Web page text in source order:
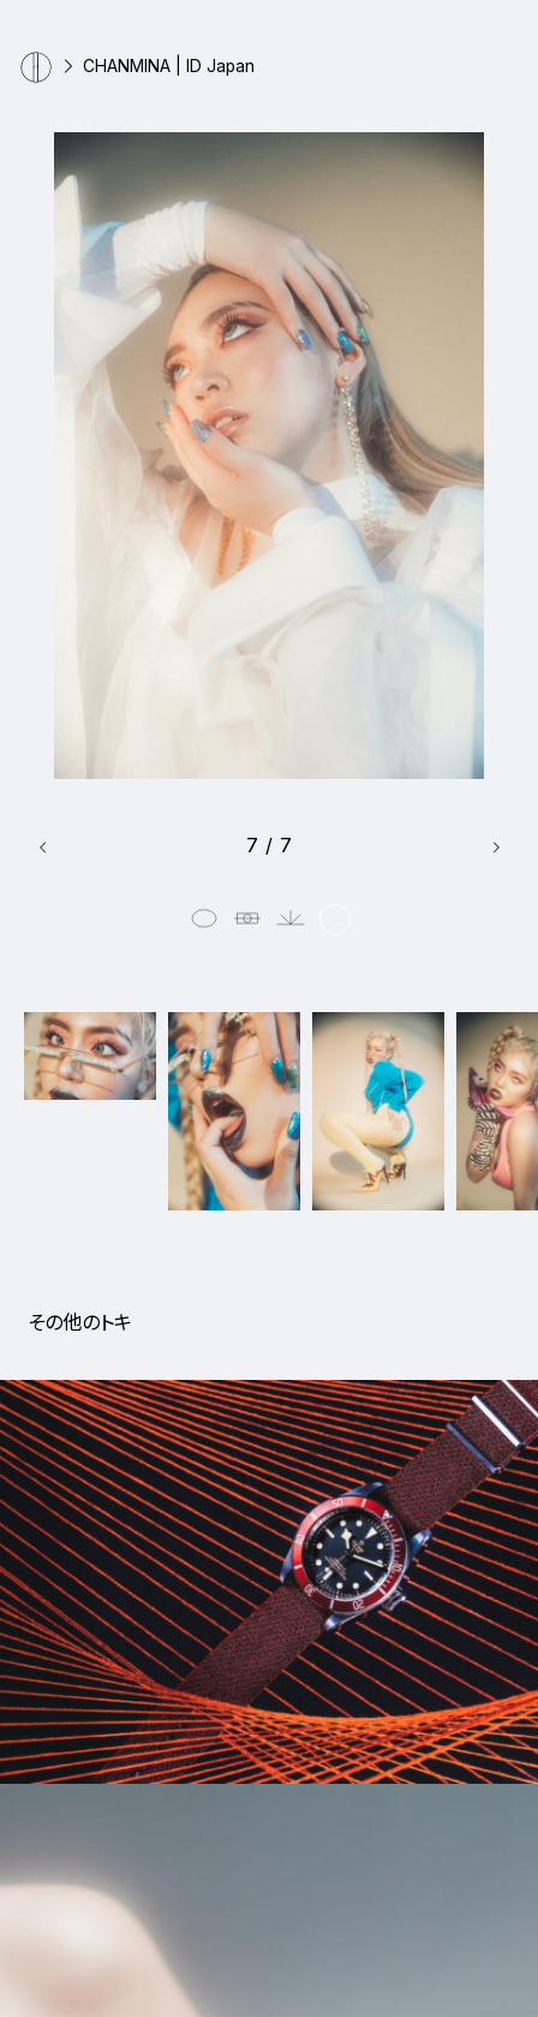
5_NanaKomatsu_BARFOUT
CHANMINA | ID Japan
7 / 7
その他のトキ